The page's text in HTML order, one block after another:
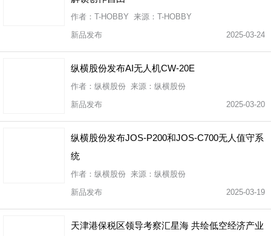
作者：T-HOBBY 来源：T-HOBBY
新品发布
2025-03-24
纵横股份发布AI无人机CW-20E
作者：纵横股份 来源：纵横股份
新品发布
2025-03-20
纵横股份发布JOS-P200和JOS-C700无人值守系
统
作者：纵横股份 来源：纵横股份
新品发布
2025-03-19
天津港保税区领导考察汇星海 共绘低空经济产业